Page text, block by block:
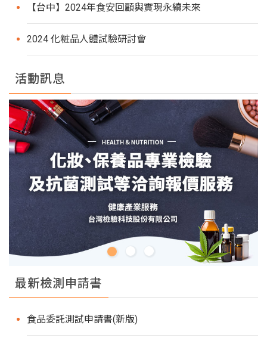
【台中】2024年食安回顧與實現永續未來
2024 化粧品人體試驗研討會
活動訊息
最新檢測申請書
食品委託測試申請書(新版)